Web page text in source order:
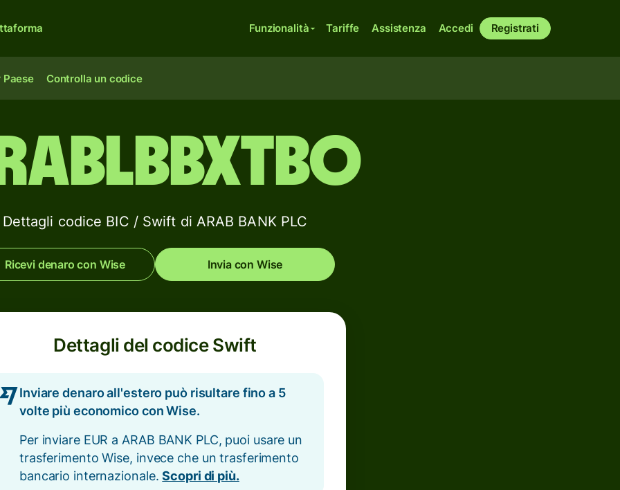
Funzionalità Tariffe Assistenza Accedi Registrati
Paese Controlla un codice
Dettagli codice BIC / Swift di ARAB BANK PLC
Ricevi denaro con Wise Invia con Wise
Dettagli del codice Swift
Inviare denaro all'estero può risultare fino a 5
volte più economico con Wise.
Per inviare EUR a ARAB BANK PLC, puoi usare un
trasferimento Wise, invece che un trasferimento
bancario internazionale.Scopri di più.